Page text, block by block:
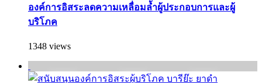
องค์การอิสระลดความเหลื่อมล้ำผู้ประกอบการและผู้
บริโภค
1348 views